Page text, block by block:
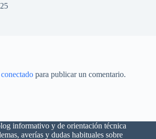
conectado para publicar un comentario.
informativo y de orientación técnica
averías y dudas habituales sobre